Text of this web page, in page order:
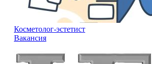
Косметолог-эстетист
Вакансия